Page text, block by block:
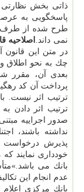
ذاتی بخش
پاسخگویی به
طرح شده از طرف
نمی داند. اصلاحیه
بعدی آن، مقرر
پرداخت آن كد
ترتیب اثر نیست.
ترتیب اثر دادن
صدور اجراییه
نداشته باشند،
خودداری نمایند
بانك می
عدم انجام این
بانك مركزی اعلام